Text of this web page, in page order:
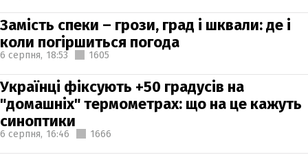
Замість спеки – грози, град і шквали: де і
коли погіршиться погода
6 серпня, 18:53 1605
Українці фіксують +50 градусів на
"домашніх" термометрах: що на це кажуть
синоптики
6 серпня, 16:46 1666